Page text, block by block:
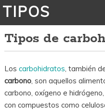
TIPOS
Tipos de
Los carbohidratos, también
carbono, son aquellos
carbono, oxígeno e
con compuestos como